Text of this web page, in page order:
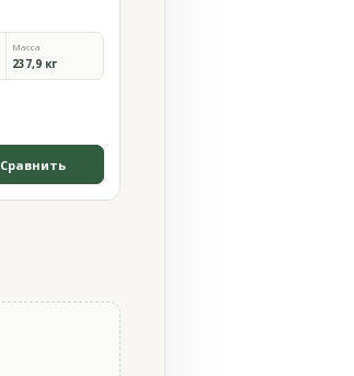
Масса
237,9 кг
Сравнить